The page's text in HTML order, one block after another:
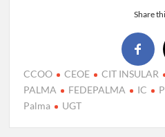
Share
CCOO CEOE CIT INSULAR
PALMA
FEDEPALMA IC
Palma
UGT